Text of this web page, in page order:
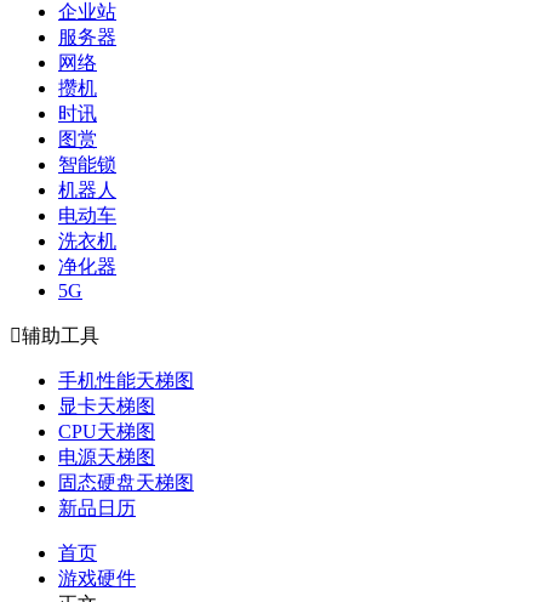
企业站
服务器
网络
攒机
时讯
图赏
智能锁
机器人
电动车
洗衣机
净化器
5G
辅助工具
手机性能天梯图
显卡天梯图
CPU天梯图
电源天梯图
固态硬盘天梯图
新品日历
首页
游戏硬件